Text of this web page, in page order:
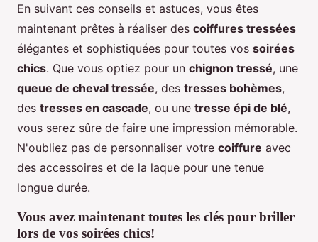
En suivant ces conseils et astuces, vous êtes
maintenant prêtes à réaliser des coiffures tressées
élégantes et sophistiquées pour toutes vos soirées
chics. Que vous optiez pour un chignon tressé, une
queue de cheval tressée, des tresses bohèmes,
des tresses en cascade, ou une tresse épi de blé,
vous serez sûre de faire une impression mémorable.
N'oubliez pas de personnaliser votre coiffure avec
des accessoires et de la laque pour une tenue
longue durée.
Vous avez maintenant toutes les clés pour briller
lors de vos soirées chics!